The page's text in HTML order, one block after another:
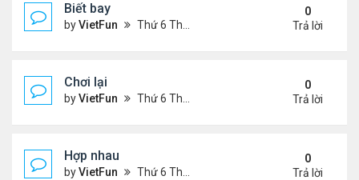
Biết bay
byVietFun Thứ 6 Tháng 11 05, 2021 1:26 pm
0
Trả lời
Chơi lại
byVietFun Thứ 6 Tháng 11 05, 2021 1:11 pm
0
Trả lời
Hợp nhau
byVietFun Thứ 6 Tháng 11 05, 2021 1:10 pm
0
Trả lời